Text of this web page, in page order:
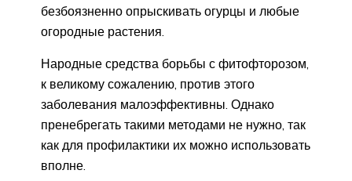
безбоязненно опрыскивать огурцы и любые
огородные растения.
Народные средства борьбы с фитофторозом,
к великому сожалению, против этого
заболевания малоэффективны. Однако
пренебрегать такими методами не нужно, так
как для профилактики их можно использовать
вполне.